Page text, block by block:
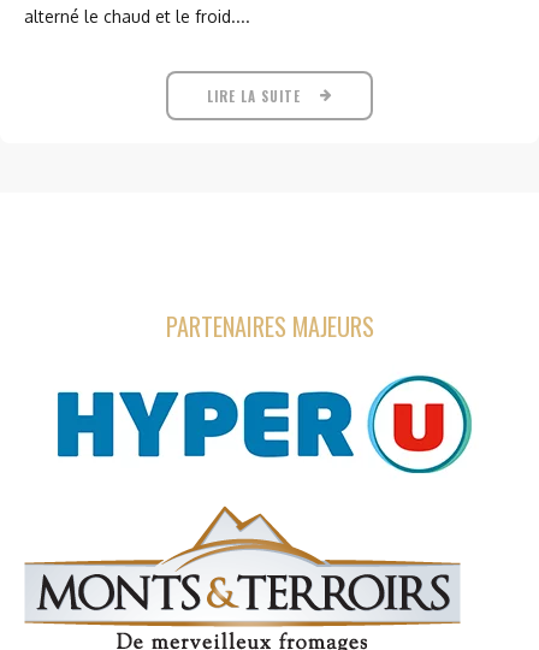
alterné le chaud et le froid....
LIRE LA SUITE
PARTENAIRES MAJEURS